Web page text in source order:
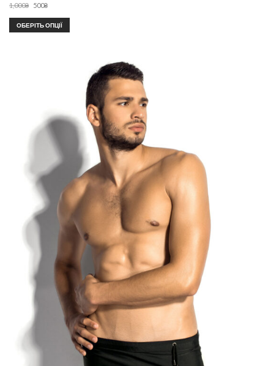
1,000₴ 500₴
ОБЕРІТЬ ОПЦІЇ